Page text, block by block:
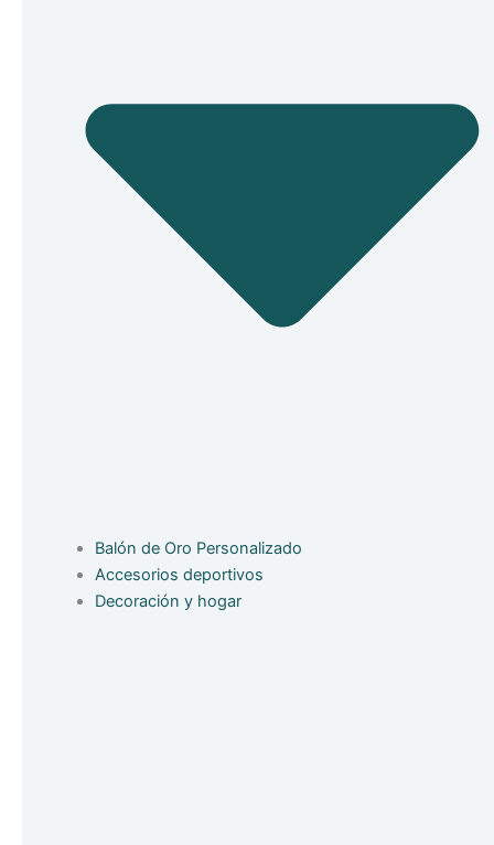
Balón de Oro Personalizado
Accesorios deportivos
Decoración y hogar